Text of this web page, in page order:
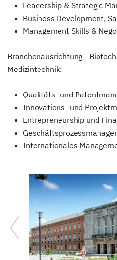
Leadership & Strategic
Business Development,
Management Skills &
Branchenausrichtung -
Medizintechnik:
Qualitäts- und
Innovations- und
Entrepreneurship und
Internationales